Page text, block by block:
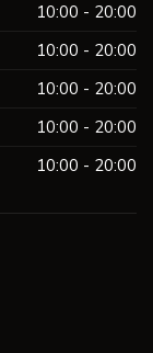
10:00 - 20:00
10:00 - 20:00
10:00 - 20:00
10:00 - 20:00
10:00 - 20:00